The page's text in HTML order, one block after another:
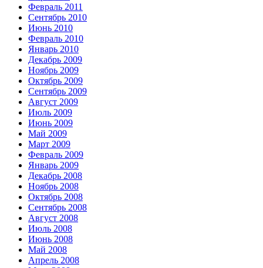
Февраль 2011
Сентябрь 2010
Июнь 2010
Февраль 2010
Январь 2010
Декабрь 2009
Ноябрь 2009
Октябрь 2009
Сентябрь 2009
Август 2009
Июль 2009
Июнь 2009
Май 2009
Март 2009
Февраль 2009
Январь 2009
Декабрь 2008
Ноябрь 2008
Октябрь 2008
Сентябрь 2008
Август 2008
Июль 2008
Июнь 2008
Май 2008
Апрель 2008